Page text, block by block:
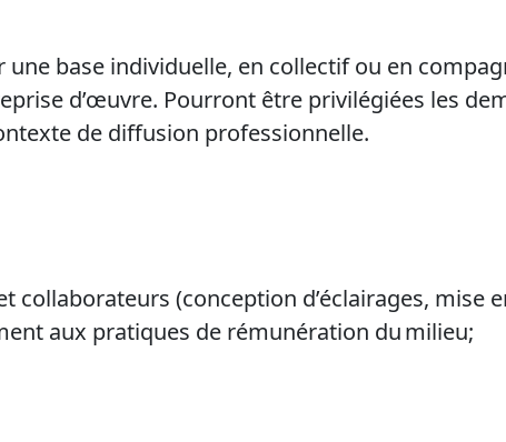
base individuelle, en collectif ou en
d’œuvre. Pourront être privilégiées les
de diffusion professionnelle.
collaborateurs (conception d’éclairages, mise
aux pratiques de rémunération du milieu;